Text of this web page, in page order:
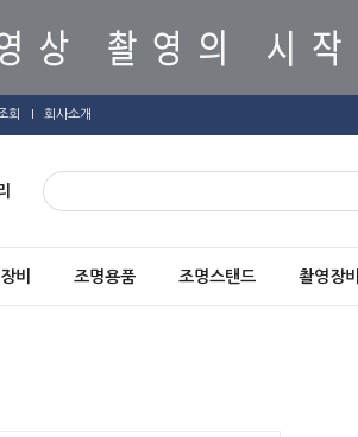
회 회사소개
비 조명용품 조명스탠드 촬영장